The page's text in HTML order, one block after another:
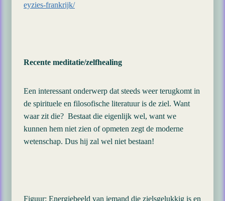
eyzies-frankrijk/
Recente meditatie/zelfhealing
Een interessant onderwerp dat steeds weer terugkomt in
de spirituele en filosofische literatuur is de ziel. Want
waar zit die? Bestaat die eigenlijk wel, want we
kunnen hem niet zien of opmeten zegt de moderne
wetenschap. Dus hij zal wel niet bestaan!
Figuur: Energiebeeld van iemand die zielsgelukkig is en